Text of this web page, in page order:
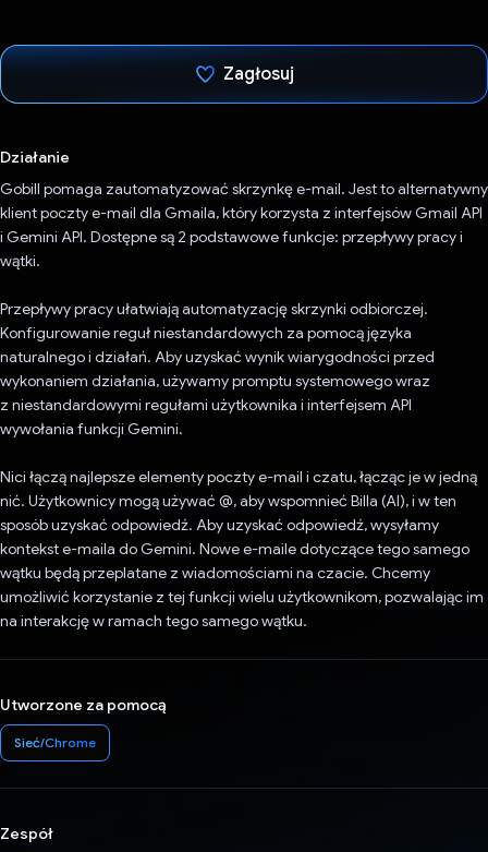
Zagłosuj
Działanie
Gobill pomaga zautomatyzować skrzynkę e-mail. Jest to alternatywny
klient poczty e-mail dla Gmaila, który korzysta z interfejsów Gmail API
i Gemini API. Dostępne są 2 podstawowe funkcje: przepływy pracy i
wątki.
Przepływy pracy ułatwiają automatyzację skrzynki odbiorczej.
Konfigurowanie reguł niestandardowych za pomocą języka
naturalnego i działań. Aby uzyskać wynik wiarygodności przed
wykonaniem działania, używamy promptu systemowego wraz
z niestandardowymi regułami użytkownika i interfejsem API
wywołania funkcji Gemini.
Nici łączą najlepsze elementy poczty e-mail i czatu, łącząc je w jedną
nić. Użytkownicy mogą używać @, aby wspomnieć Billa (AI), i w ten
sposób uzyskać odpowiedź. Aby uzyskać odpowiedź, wysyłamy
kontekst e-maila do Gemini. Nowe e-maile dotyczące tego samego
wątku będą przeplatane z wiadomościami na czacie. Chcemy
umożliwić korzystanie z tej funkcji wielu użytkownikom, pozwalając im
na interakcję w ramach tego samego wątku.
Utworzone za pomocą
Sieć/Chrome
Zespół